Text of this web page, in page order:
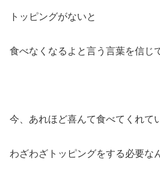
トッピングがないと
食べなくなるよと言う言葉を信じ
今、あれほど喜んて食べてくれて
わざわざトッピングをする必要な